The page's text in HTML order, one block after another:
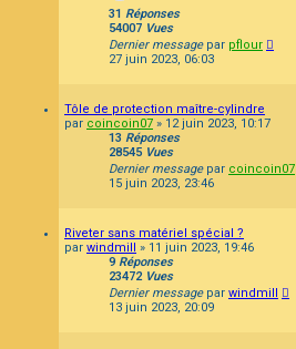
31 Réponses
54007 Vues
Dernier message par pflour
27 juin 2023, 06:03
Tôle de protection maître-cylindre
par coincoin07 » 12 juin 2023, 10:17
13 Réponses
28545 Vues
Dernier message par coincoin07
15 juin 2023, 23:46
Riveter sans matériel spécial ?
par windmill » 11 juin 2023, 19:46
9Réponses
23472 Vues
Dernier message par windmill
13 juin 2023, 20:09